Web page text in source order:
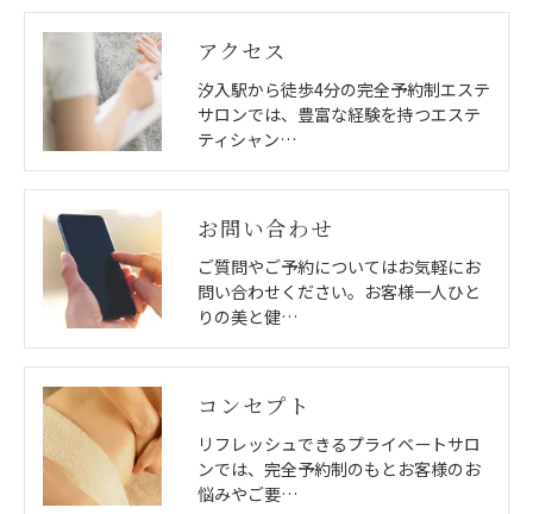
アクセス
汐入駅から徒歩4分の完全予約制エステ
サロンでは、豊富な経験を持つエステ
ティシャン…
お問い合わせ
ご質問やご予約についてはお気軽にお
問い合わせください。お客様一人ひと
りの美と健…
コンセプト
リフレッシュできるプライベートサロ
ンでは、完全予約制のもとお客様のお
悩みやご要…